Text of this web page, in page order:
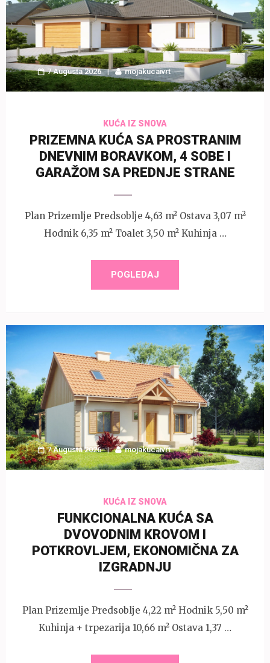
7 Augusta 2026 mojakucaivrt
KUĆA IZ SNOVA
PRIZEMNA KUĆA SA PROSTRANIM
DNEVNIM BORAVKOM, 4 SOBE I
GARAŽOM SA PREDNJE STRANE
Plan Prizemlje Predsoblje 4,63 m² Ostava 3,07 m²
Hodnik 6,35 m² Toalet 3,50 m² Kuhinja …
POGLEDAJ
7 Augusta 2026 mojakucaivrt
KUĆA IZ SNOVA
FUNKCIONALNA KUĆA SA
DVOVODNIM KROVOM I
POTKROVLJEM, EKONOMIČNA ZA
IZGRADNJU
Plan Prizemlje Predsoblje 4,22 m² Hodnik 5,50 m²
Kuhinja + trpezarija 10,66 m² Ostava 1,37 …